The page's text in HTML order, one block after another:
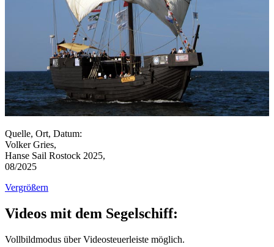
Quelle, Ort, Datum:
Volker Gries,
Hanse Sail Rostock 2025,
08/2025
Vergrößern
Videos mit dem Segelschiff:
Vollbildmodus über Videosteuerleiste möglich.